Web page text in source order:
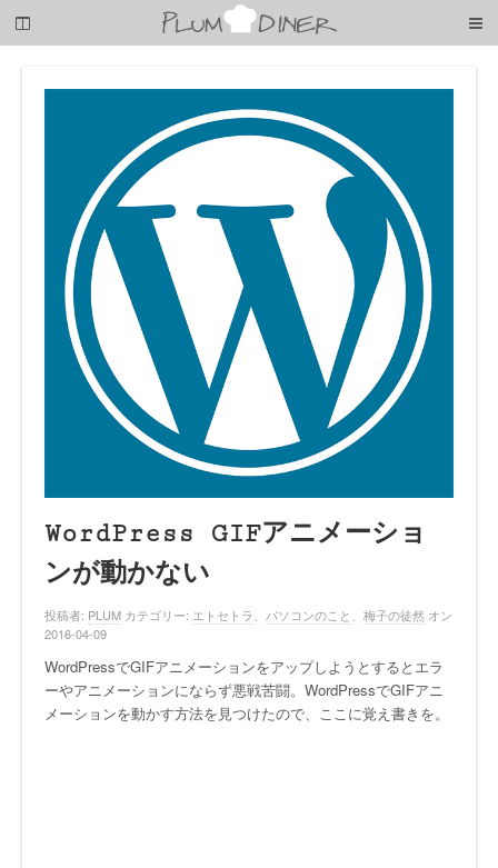
子
WordPress GIFアニメーショ
ンが動かない
投稿者: PLUM カテゴリー: エトセトラ パソコンのこと 梅子の徒然 オン
2016-04-09
WordPressでGIFアニメーションをアップしようとするとエラ
ーやアニメーションにならず悪戦苦闘。WordPressでGIFアニ
メーションを動かす方法を見つけたので、ここに覚え書きを。